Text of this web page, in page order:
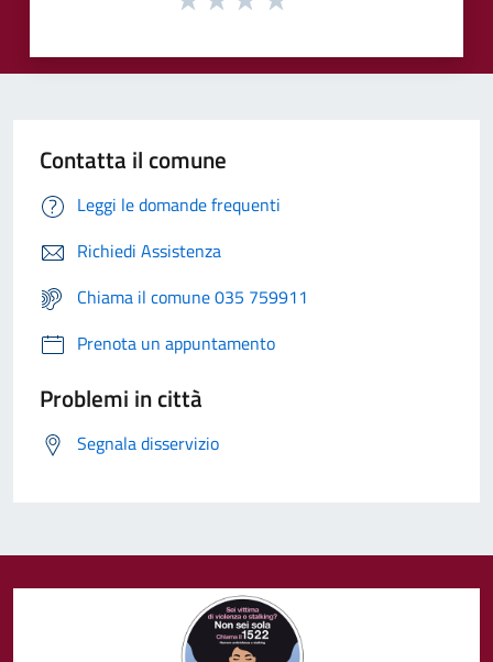
Contatta il comune
Leggi le domande frequenti
Richiedi Assistenza
Chiama il comune 035 759911
Prenota un appuntamento
Problemi in città
Segnala disservizio